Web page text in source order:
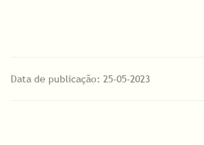
Data de publicação: 25-05-2023